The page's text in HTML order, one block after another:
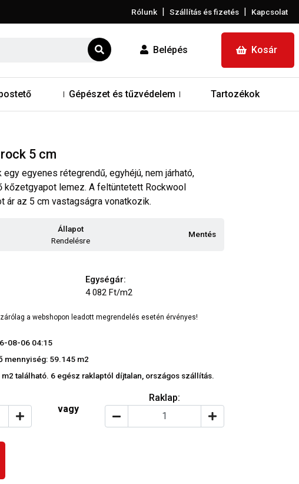
Rólunk | Szállítás és fizetés | Kapcsolat
Belépés Kosár
Gépészet és tűzvédelem Tartozékok
5 cm
egyenes rétegrendű, egyhéjú, nem járható,
kőzetgyapot lemez. A feltüntetett Rockwool
ár az 5 cm vastagságra vonatkozik.
Állapot
Rendelésre
Mentés
Egységár:
4 082 Ft/m2
a webshopon leadott megrendelés esetén érvényes!
08-06 04:15
mennyiség: 59.145 m2
található. 6 egész raklaptól díjtalan, országos szállítás.
vagy
Raklap: